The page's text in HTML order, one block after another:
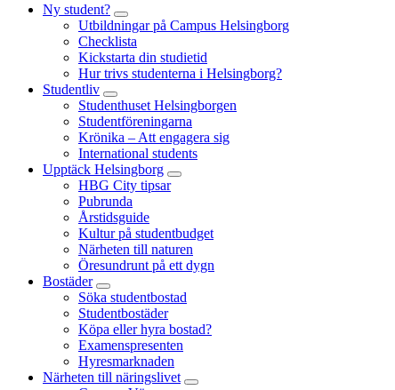
Ny student?
Utbildningar på Campus Helsingborg
Checklista
Kickstarta din studietid
Hur trivs studenterna i Helsingborg?
Studentliv
Studenthuset Helsingborgen
Studentföreningarna
Krönika – Att engagera sig
International students
Upptäck Helsingborg
HBG City tipsar
Pubrunda
Årstidsguide
Kultur på studentbudget
Närheten till naturen
Öresundrunt på ett dygn
Bostäder
Söka studentbostad
Studentbostäder
Köpa eller hyra bostad?
Examenspresenten
Hyresmarknaden
Närheten till näringslivet